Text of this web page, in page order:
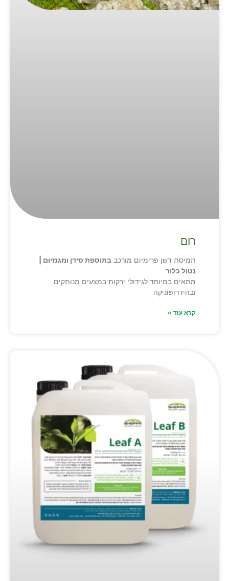
רום
תמיסת דשן פרימיום מורכב בתוספת סידן ומגנזיום |
נטול כלור
מתאים במיוחד לגידולי ירקות במצעים מנותקים
ובהידרופוניקה
קרא עוד »